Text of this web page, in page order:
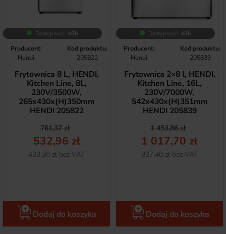
Dostępność: 48h
Producent:
Hendi
Kod produktu:
205822
Frytownica 8 L, HENDI,
Kitchen Line, 8L,
230V/3500W,
265x430x(H)350mm
HENDI 205822
Cena podstawowa
761,37 zł
Cena
532,96 zł
Netto
433,30 zł bez VAT
Dodaj do koszyka
Dostępność: 48h
Producent:
Hendi
Kod produktu:
205839
Frytownica 2×8 l, HENDI,
Kitchen Line, 16L,
230V/7000W,
542x430x(H)351mm
HENDI 205839
Cena
1 453,86 zł
Cena
1 017,70 zł
Netto
827,40 zł bez VAT
Dodaj do koszyka